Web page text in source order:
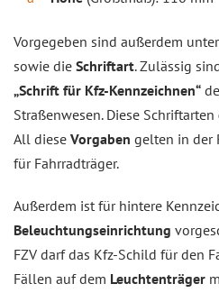
Vorgegeben sind außerdem
sowie die Schriftart. Zulässig
„Schrift für Kfz-Kennzeichnen“
Straßenwesen. Diese Schriftarten
All diese Vorgaben gelten in der
für Fahrradträger.
Außerdem ist für hintere
Beleuchtungseinrichtung
FZV darf das Kfz-Schild für den
Fällen auf dem Leuchtenträger